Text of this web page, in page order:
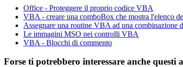
Office - Proteggere il proprio codice VBA
VBA - creare una comboBox che mostra l'elenco
Assegnare una routine VBA ad una combinazione
Le immagini MSO nei controlli VBA
VBA - Blocchi di commento
Forse ti potrebbero interessare anche questi